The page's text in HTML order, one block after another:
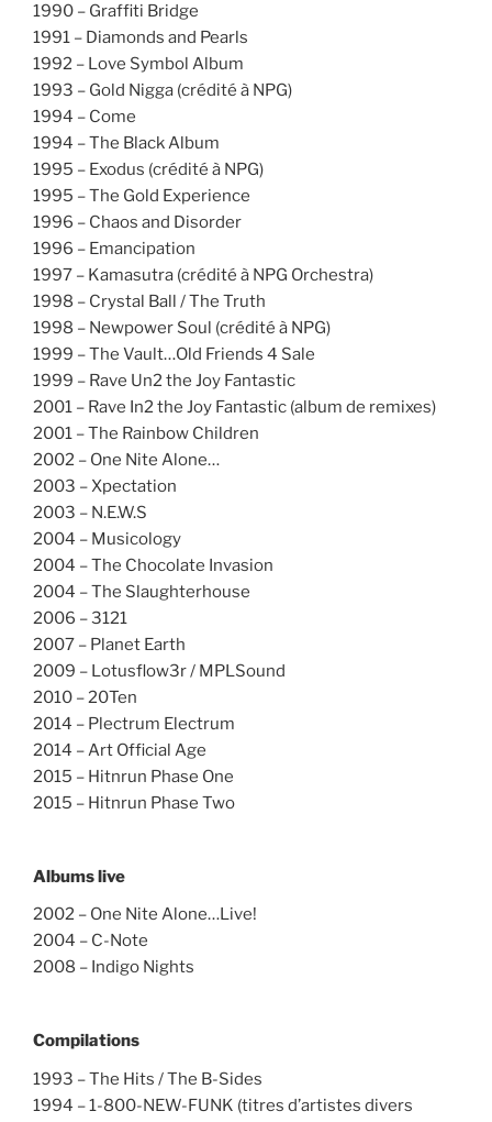
1990 – Graffiti Bridge
1991 – Diamonds and Pearls
1992 – Love Symbol Album
1993 – Gold Nigga (crédité à NPG)
1994 – Come
1994 – The Black Album
1995 – Exodus (crédité à NPG)
1995 – The Gold Experience
1996 – Chaos and Disorder
1996 – Emancipation
1997 – Kamasutra (crédité à NPG Orchestra)
1998 – Crystal Ball / The Truth
1998 – Newpower Soul (crédité à NPG)
1999 – The Vault…Old Friends 4 Sale
1999 – Rave Un2 the Joy Fantastic
2001 – Rave In2 the Joy Fantastic (album de remixes)
2001 – The Rainbow Children
2002 – One Nite Alone…
2003 – Xpectation
2003 – N.E.W.S
2004 – Musicology
2004 – The Chocolate Invasion
2004 – The Slaughterhouse
2006 – 3121
2007 – Planet Earth
2009 – Lotusflow3r / MPLSound
2010 – 20Ten
2014 – Plectrum Electrum
2014 – Art Official Age
2015 – Hitnrun Phase One
2015 – Hitnrun Phase Two
Albums live
2002 – One Nite Alone…Live!
2004 – C-Note
2008 – Indigo Nights
Compilations
1993 – The Hits / The B-Sides
1994 – 1-800-NEW-FUNK (titres d’artistes divers